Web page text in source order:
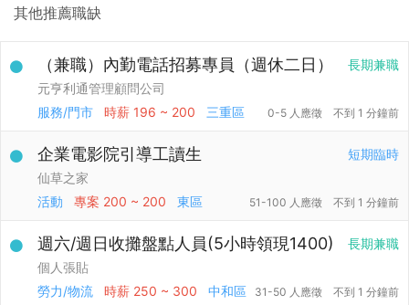
其他推薦職缺
長期兼職
（兼職）內勤電話招募專員（週休二日）
元亨利通管理顧問公司
服務/門市
時薪 196 ~ 200 三重區 0-5 人應徵 不到 1 分鐘前
短期臨時
企業電影院引導工讀生
仙草之家
活動
專案 200 ~ 200 東區 51-100 人應徵 不到 1 分鐘前
長期兼職
週六/週日收攤盤點人員(5小時領現1400)
個人張貼
勞力/物流
時薪 250 ~ 300 中和區 31-50 人應徵 不到 1 分鐘前